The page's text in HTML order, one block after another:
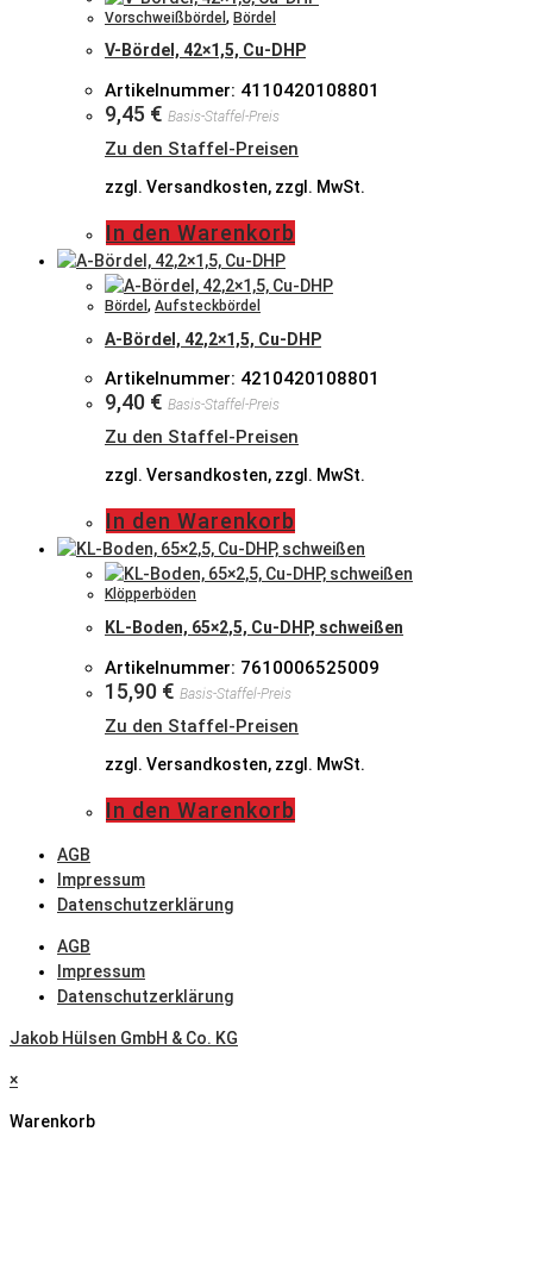
Vorschweißbördel , Bördel
V-Bördel, 42×1,5, Cu-DHP
Artikelnummer: 4110420108801
9,45 € Basis-Staffel-Preis
Zu den Staffel-Preisen
zzgl. Versandkosten, zzgl. MwSt.
In den Warenkorb
Bördel , Aufsteckbördel
A-Bördel, 42,2×1,5, Cu-DHP
Artikelnummer: 4210420108801
9,40 € Basis-Staffel-Preis
Zu den Staffel-Preisen
zzgl. Versandkosten, zzgl. MwSt.
In den Warenkorb
Klöpperböden
KL-Boden, 65×2,5, Cu-DHP, schweißen
Artikelnummer: 7610006525009
15,90 € Basis-Staffel-Preis
Zu den Staffel-Preisen
zzgl. Versandkosten, zzgl. MwSt.
In den Warenkorb
AGB
Impressum
Datenschutzerklärung
AGB
Impressum
Datenschutzerklärung
Jakob Hülsen GmbH & Co. KG
×
Warenkorb